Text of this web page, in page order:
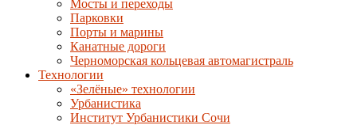
Мосты и переходы
Парковки
Порты и марины
Канатные дороги
Черноморская кольцевая автомагистраль
Технологии
«Зелёные» технологии
Урбанистика
Институт Урбанистики Сочи